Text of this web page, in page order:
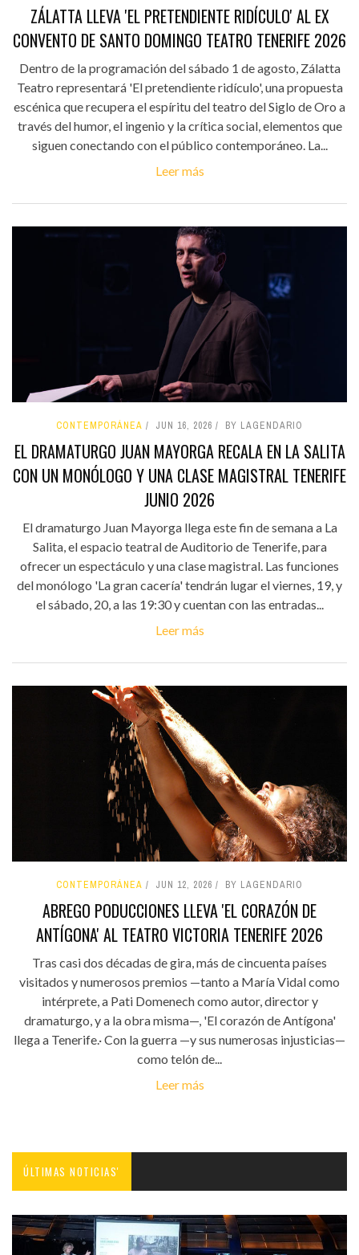
ZÁLATTA LLEVA 'EL PRETENDIENTE RIDÍCULO' AL EX
CONVENTO DE SANTO DOMINGO TEATRO TENERIFE 2026
Dentro de la programación del sábado 1 de agosto, Zálatta
Teatro representará 'El pretendiente ridículo', una propuesta
escénica que recupera el espíritu del teatro del Siglo de Oro a
través del humor, el ingenio y la crítica social, elementos que
siguen conectando con el público contemporáneo. La...
Leer más
CONTEMPORÁNEA JUN 16, 2026 BY LAGENDARIO
EL DRAMATURGO JUAN MAYORGA RECALA EN LA SALITA
CON UN MONÓLOGO Y UNA CLASE MAGISTRAL TENERIFE
JUNIO 2026
El dramaturgo Juan Mayorga llega este fin de semana a La
Salita, el espacio teatral de Auditorio de Tenerife, para
ofrecer un espectáculo y una clase magistral. Las funciones
del monólogo 'La gran cacería' tendrán lugar el viernes, 19, y
el sábado, 20, a las 19:30 y cuentan con las entradas...
Leer más
CONTEMPORÁNEA JUN 12, 2026 BY LAGENDARIO
ABREGO PODUCCIONES LLEVA 'EL CORAZÓN DE
ANTÍGONA' AL TEATRO VICTORIA TENERIFE 2026
Tras casi dos décadas de gira, más de cincuenta países
visitados y numerosos premios —tanto a María Vidal como
intérprete, a Pati Domenech como autor, director y
dramaturgo, y a la obra misma—, 'El corazón de Antígona'
llega a Tenerife.· Con la guerra —y sus numerosas injusticias—
como telón de...
Leer más
ÚLTIMAS NOTICIAS'